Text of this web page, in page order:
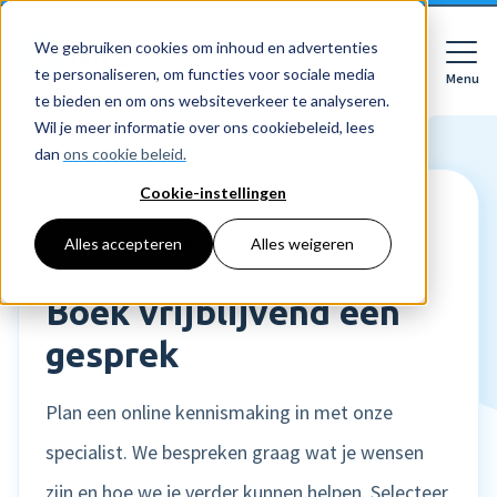
We gebruiken cookies om inhoud en advertenties
te personaliseren, om functies voor sociale media
te bieden en om ons websiteverkeer te analyseren.
Wil je meer informatie over ons cookiebeleid, lees
dan ons cookie beleid.
Cookie-instellingen
Alles accepteren Alles weigeren
Menu
Close
Softwarepakketten
Voor bedrijven
Voor accountants
Employee Self Service
Mobiele app
Features
Tarieven
Prijzen
Voor bedrijven
Voor accountants
Resources
Academy
Over Nmbrs
STAP 1 VAN 2
Type organisatie
Boek vrijblijvend een
gesprek
Plan een online kennismaking in met onze
specialist. We bespreken graag wat je wensen